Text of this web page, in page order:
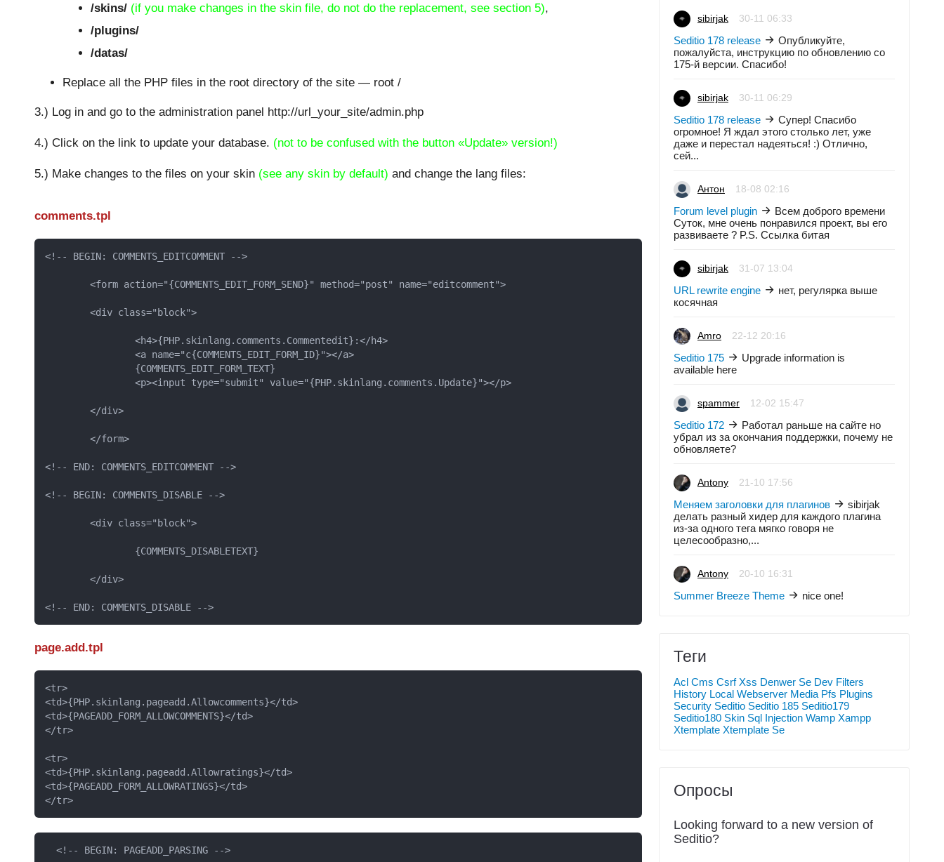
/skins/ (if you make changes in the skin file, do not do the replacement, see section 5),
/plugins/
/datas/
Replace all the PHP files in the root directory of the site — root /
3.) Log in and go to the administration panel http://url_your_site/admin.php
4.) Click on the link to update your database. (not to be confused with the button «Update» version!)
5.) Make changes to the files on your skin (see any skin by default) and change the lang files:
comments.tpl
<!-- BEGIN: COMMENTS_EDITCOMMENT -->
<!-- END: COMMENTS_EDITCOMMENT -->
<!-- BEGIN: COMMENTS_DISABLE -->
<!-- END: COMMENTS_DISABLE -->
page.add.tpl
<tr>
<td>{PHP.skinlang.pageadd.Allowcomments}</td>
<td>{PAGEADD_FORM_ALLOWCOMMENTS}</td>
</tr>
<tr>
<td>{PHP.skinlang.pageadd.Allowratings}</td>
<td>{PAGEADD_FORM_ALLOWRATINGS}</td>
</tr>
  <!-- BEGIN: PAGEADD_PARSING -->
sibirjak 30-11 06:33
Seditio 178 release
Опубликуйте,
пожалуйста, инструкцию по обновлению со
175-й версии. Спасибо!
sibirjak 30-11 06:29
Seditio 178 release
Супер! Спасибо
огромное! Я ждал этого столько лет, уже
даже и перестал надеяться! :) Отлично,
сей...
Антон 18-08 02:16
Forum level plugin
Всем доброго времени
Суток, мне очень понравился проект, вы его
развиваете ? P.S. Ссылка битая
sibirjak 31-07 13:04
URL rewrite engine
нет, регулярка выше
косячная
Amro 22-12 20:16
Seditio 175
Upgrade information is
available here
spammer 12-02 15:47
Seditio 172
Работал раньше на сайте но
убрал из за окончания поддержки, почему не
обновляете?
Antony 21-10 17:56
Меняем заголовки для плагинов
sibirjak
делать разный хидер для каждого плагина
из-за одного тега мягко говоря не
целесообразно,...
Antony 20-10 16:31
Summer Breeze Theme nice one!
Теги
Acl Cms Csrf Xss Denwer Se Dev Filters
History Local Webserver Media Pfs Plugins
Security Seditio Seditio 185 Seditio179
Seditio180 Skin Sql Injection Wamp Xampp
Xtemplate Xtemplate Se
Опросы
Looking forward to a new version of
Seditio?